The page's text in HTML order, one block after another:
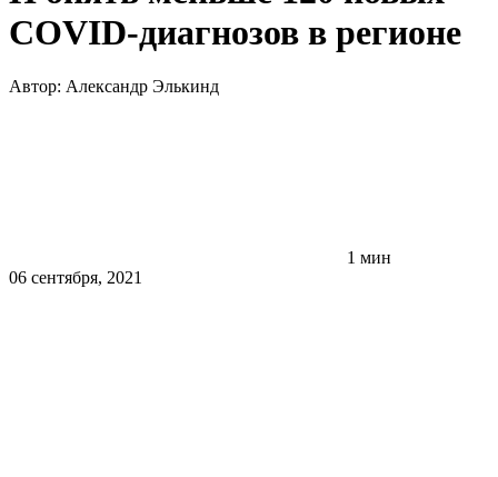
COVID-диагнозов в регионе
Автор: Александр Элькинд
1 мин
06 сентября, 2021